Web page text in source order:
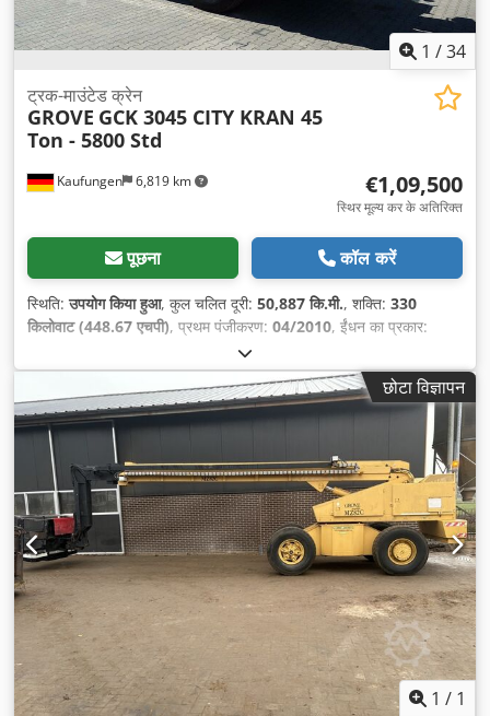
1 /34
Kaufungen 6,819 km
ट्रक-माउंटेड क्रेन
GROVE GCK 3045 CITY KRAN 45
Ton - 5800 Std
€1,09,500
स्थिर मूल्य कर के अतिरिक्त
पूछना कॉल करें
स्थिति:उपयोग किया हुआ, कुल चलित दूरी: 50,887 कि.मी., शक्ति: 330
किलोवाट (448.67 एचपी), प्रथम पंजीकरण: 04/2010, ईंधन का प्रकार:
, धुरा विन्यास:
08/2028, ब्रेक:रिटारडर, रंग:लाल, गियरिंग प्रकार:स्वचालित, उत्सर्जन
श्रेणी:Euro 5, निर्माण वर्ष:2010, उपकरण:एयर कंडीशनिंग, क्रेन, पार्किंग
हीटर, सभी पहियों की ड्राइव,
छोटा विज्ञापन
1 / 1